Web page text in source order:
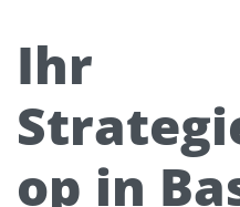
Ihr
op in